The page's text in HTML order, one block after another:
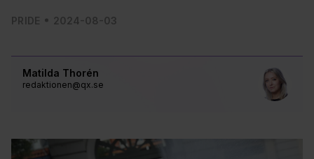
Matilda Thorén
redaktionen@qx.se
PRIDE 2024-08-03